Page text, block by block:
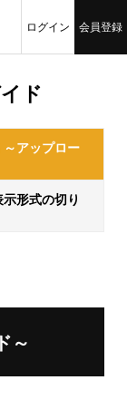
ログイン 会員登録
ド
～
アップロー
形式の切り